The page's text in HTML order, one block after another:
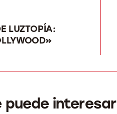
LUZTOPÍA:
puede interesar